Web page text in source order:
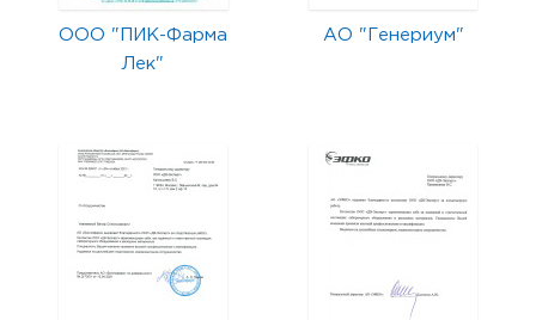
ООО "ПИК-Фарма
Лек"
АО "Генериум"